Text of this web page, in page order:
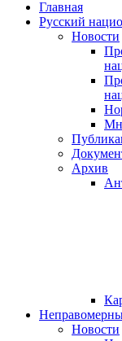
Главная
Русский
Новости
Архив
Новости